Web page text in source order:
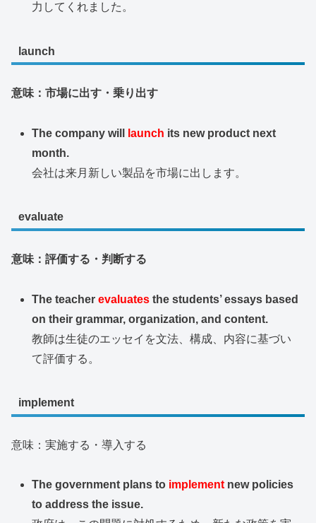
力してくれました。
launch
意味：市場に出す・乗り出す
The company will launch its new product next
month.
会社は来月新しい製品を市場に出します。
evaluate
意味：評価する・判断する
The teacherevaluates the students’ essays based
on their grammar, organization, and content.
教師は生徒のエッセイを文法、構成、内容に基づい
て評価する。
implement
意味：実施する・導入する
The government plans to implementnew policies
to address the issue.